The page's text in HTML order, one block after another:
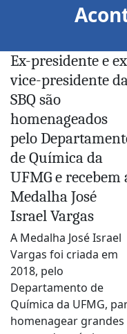
Ex-presidente e
vice-presidente
SBQ são
homenageados
pelo
de Química da
UFMG e recebem
Medalha José
Israel Vargas
A Medalha José Israel
Vargas foi criada em
2018, pelo
Departamento de
Química da UFMG,
homenagear grandes